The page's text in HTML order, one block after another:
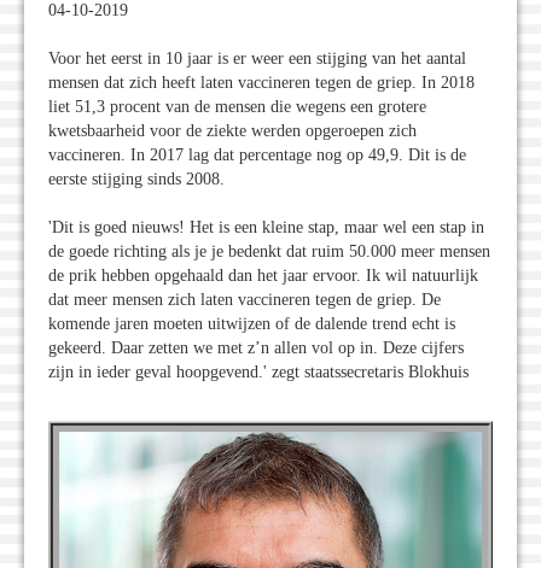
04-10-2019
Voor het eerst in 10 jaar is er weer een stijging van het aantal
mensen dat zich heeft laten vaccineren tegen de griep. In 2018
liet 51,3 procent van de mensen die wegens een grotere
kwetsbaarheid voor de ziekte werden opgeroepen zich
vaccineren. In 2017 lag dat percentage nog op 49,9. Dit is de
eerste stijging sinds 2008.
'Dit is goed nieuws! Het is een kleine stap, maar wel een stap in
de goede richting als je je bedenkt dat ruim 50.000 meer mensen
de prik hebben opgehaald dan het jaar ervoor. Ik wil natuurlijk
dat meer mensen zich laten vaccineren tegen de griep. De
komende jaren moeten uitwijzen of de dalende trend echt is
gekeerd. Daar zetten we met z’n allen vol op in. Deze cijfers
zijn in ieder geval hoopgevend.' zegt staatssecretaris Blokhuis